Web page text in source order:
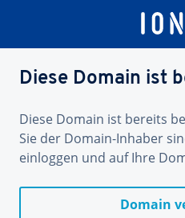
Diese Domain ist
Diese Domain ist bereits
Sie der Domain-Inhaber
einloggen und auf Ihre
Domain